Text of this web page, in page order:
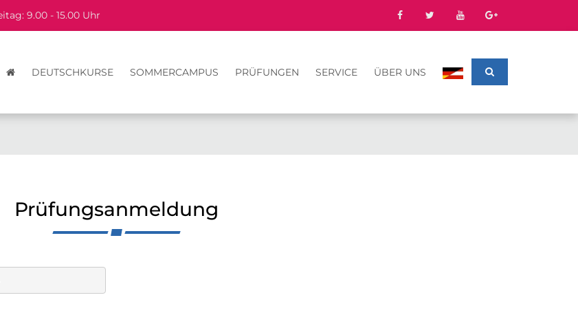
9.00 - 15.00 Uhr
DEUTSCHKURSE SOMMERCAMPUS PRÜFUNGEN SERVICE ÜBER UNS
Prüfungsanmeldung